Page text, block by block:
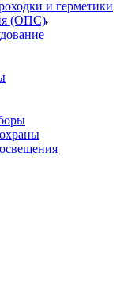
и герметики
(ОПС)